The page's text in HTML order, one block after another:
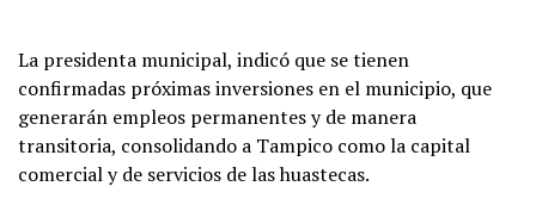
La presidenta municipal, indicó que se tienen
confirmadas próximas inversiones en el municipio, que
generarán empleos permanentes y de manera
transitoria, consolidando a Tampico como la capital
comercial y de servicios de las huastecas.